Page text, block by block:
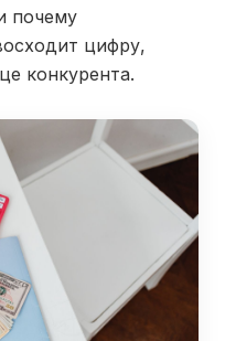
почему
цифру,
конкурента.